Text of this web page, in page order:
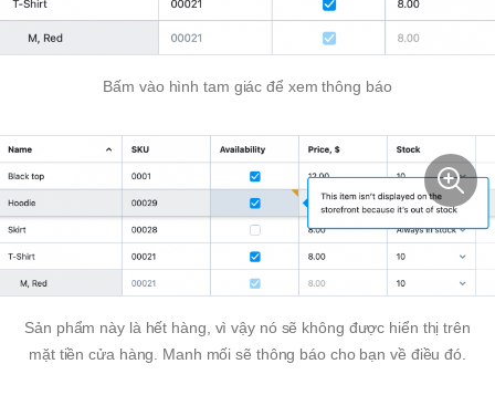
Bấm vào hình tam giác để xem thông báo
Sản phẩm này là hết hàng, vì vậy nó sẽ không được hiển thị trên
mặt tiền cửa hàng. Manh mối sẽ thông báo cho bạn về điều đó.